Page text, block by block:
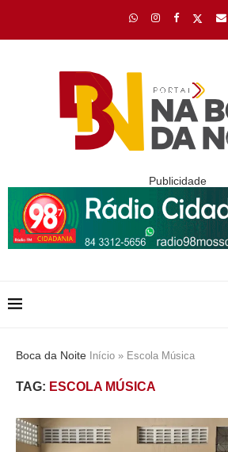
Publicidade
Boca da Noite Início » Escola Música
TAG: ESCOLA MÚSICA